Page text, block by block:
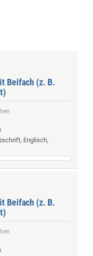
Beifach (z. B.
Englisch,
Beifach (z. B.